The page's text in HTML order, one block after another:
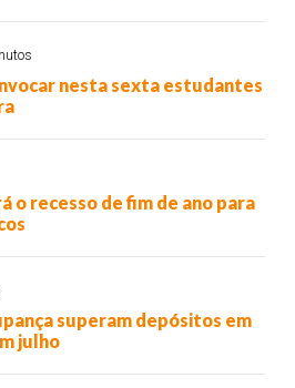
nesta sexta estudantes
o recesso de fim de ano para
superam depósitos em
julho